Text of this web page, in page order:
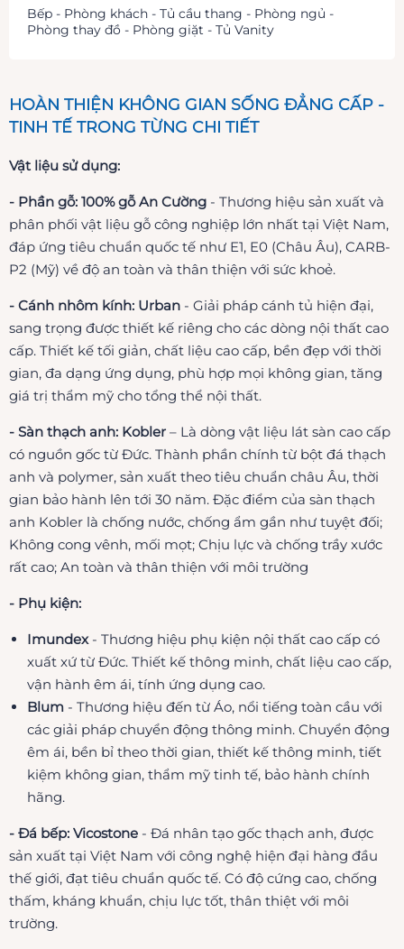
HOÀN THIỆN KHÔNG GIAN SỐNG ĐẲNG CẤP -
TINH TẾ TRONG TỪNG CHI TIẾT
Vật liệu sử dụng:
- Phần gỗ: 100% gỗ An Cường - Thương hiệu sản xuất và
phân phối vật liệu gỗ công nghiệp lớn nhất tại Việt Nam,
đáp ứng tiêu chuẩn quốc tế như E1, E0 (Châu Âu), CARB-
P2 (Mỹ) về độ an toàn và thân thiện với sức khoẻ.
- Cánh nhôm kính: Urban - Giải pháp cánh tủ hiện đại,
sang trọng được thiết kế riêng cho các dòng nội thất cao
cấp. Thiết kế tối giản, chất liệu cao cấp, bền đẹp với thời
gian, đa dạng ứng dụng, phù hợp mọi không gian, tăng
giá trị thẩm mỹ cho tổng thể nội thất.
- Sàn thạch anh: Kobler – Là dòng vật liệu lát sàn cao cấp
có nguồn gốc từ Đức. Thành phần chính từ bột đá thạch
anh và polymer, sản xuất theo tiêu chuẩn châu Âu, thời
gian bảo hành lên tới 30 năm. Đặc điểm của sàn thạch
anh Kobler là chống nước, chống ẩm gần như tuyệt đối;
Không cong vênh, mối mọt; Chịu lực và chống trầy xước
rất cao; An toàn và thân thiện với môi trường
- Phụ kiện:
Imundex- Thương hiệu phụ kiện nội thất cao cấp có
xuất xứ từ Đức. Thiết kế thông minh, chất liệu cao cấp,
vận hành êm ái, tính ứng dụng cao.
Blum - Thương hiệu đến từ Áo, nổi tiếng toàn cầu với
các giải pháp chuyển động thông minh. Chuyển động
êm ái, bền bỉ theo thời gian, thiết kế thông minh, tiết
kiệm không gian, thẩm mỹ tinh tế, bảo hành chính
hãng.
- Đá bếp: Vicostone - Đá nhân tạo gốc thạch anh, được
sản xuất tại Việt Nam với công nghệ hiện đại hàng đầu
thế giới, đạt tiêu chuẩn quốc tế. Có độ cứng cao, chống
thấm, kháng khuẩn, chịu lực tốt, thân thiệt với môi
trường.
Bếp - Phòng khách - Tủ cầu thang - Phòng ngủ -
Phòng thay đồ - Phòng giặt - Tủ Vanity